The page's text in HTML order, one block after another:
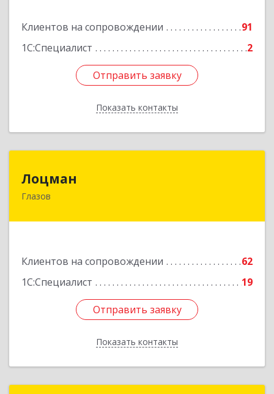
Клиентов на сопровождении
91
1С:Специалист
2
Отправить заявку
Показать контакты
Отправить заявку
Назад
Лоцман
Глазов
Клиентов на сопровождении
62
1С:Специалист
19
Отправить заявку
Показать контакты
427620, Удмуртская Респ, Глазов г, Сибирская
Отправить заявку
Назад